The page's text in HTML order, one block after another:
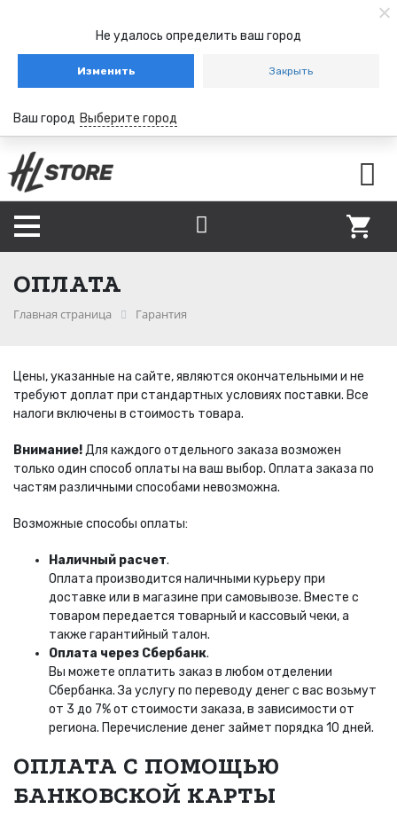
Не удалось определить ваш город
Изменить Закрыть
Ваш город Выберите город
ОПЛАТА
Главная страница Гарантия
Цены, указанные на сайте, являются окончательными и не
требуют доплат при стандартных условиях поставки. Все
налоги включены в стоимость товара.
Внимание!Для каждого отдельного заказа возможен
только один способ оплаты на ваш выбор. Оплата заказа по
частям различными способами невозможна.
Возможные способы оплаты:
Наличный расчет.
Оплата производится наличными курьеру при
доставке или в магазине при самовывозе. Вместе с
товаром передается товарный и кассовый чеки, а
также гарантийный талон.
Оплата через Сбербанк.
Вы можете оплатить заказ в любом отделении
Сбербанка. За услугу по переводу денег с вас возьмут
от 3 до 7% от стоимости заказа, в зависимости от
региона. Перечисление денег займет порядка 10 дней.
ОПЛАТА С ПОМОЩЬЮ
БАНКОВСКОЙ КАРТЫ